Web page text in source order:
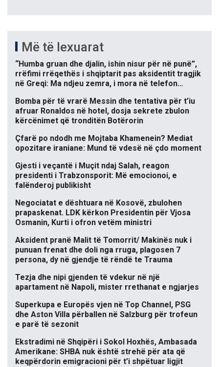
Më të lexuarat
“Humba gruan dhe djalin, ishin nisur për në punë”,
rrëfimi rrëqethës i shqiptarit pas aksidentit tragjik
në Greqi: Ma ndjeu zemra, i mora në telefon…
Bomba për të vrarë Messin dhe tentativa për t’iu
afruar Ronaldos në hotel, dosja sekrete zbulon
kërcënimet që tronditën Botërorin
Çfarë po ndodh me Mojtaba Khamenein? Mediat
opozitare iraniane: Mund të vdesë në çdo moment
Gjesti i veçantë i Muçit ndaj Salah, reagon
presidenti i Trabzonsporit: Më emocionoi, e
falënderoj publikisht
Negociatat e dështuara në Kosovë, zbulohen
prapaskenat. LDK kërkon Presidentin për Vjosa
Osmanin, Kurti i ofron vetëm ministri
Aksident pranë Malit të Tomorrit/ Makinës nuk i
punuan frenat dhe doli nga rruga, plagosen 7
persona, dy në gjendje të rëndë te Trauma
Tezja dhe nipi gjenden të vdekur në një
apartament në Napoli, mister rrethanat e ngjarjes
Superkupa e Europës vjen në Top Channel, PSG
dhe Aston Villa përballen në Salzburg për trofeun
e parë të sezonit
Ekstradimi në Shqipëri i Sokol Hoxhës, Ambasada
Amerikane: SHBA nuk është strehë për ata që
keqpërdorin emigracioni për t’i shpëtuar ligjit